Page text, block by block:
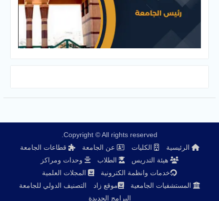
Copyright © All rights reserved.
الرئيسية
الكليات عن الجامعة
قطاعات الجامعة
هيئة التدريس
الطلاب
وحدات ومراكز
خدمات وانظمة الكترونية
المجلات العلمية
المستشفيات الجامعية
موقع زاد
التصنيف الدولي للجامعة
البرامج الجديدة